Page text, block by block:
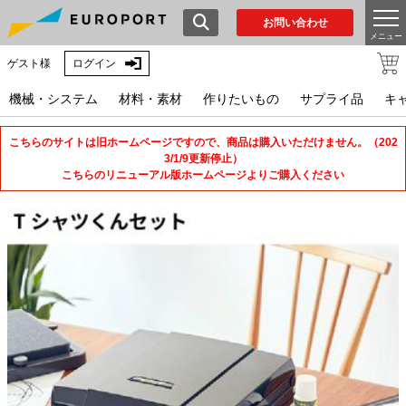
お問い合わせ
メニュー
ゲスト様 ログイン
機械・システム 材料・素材 作りたいもの サプライ品 キ
こちらのサイトは旧ホームページですので、商品は購入いただけません。（202
3/1/9更新停止）
こちらのリニューアル版ホームページよりご購入ください